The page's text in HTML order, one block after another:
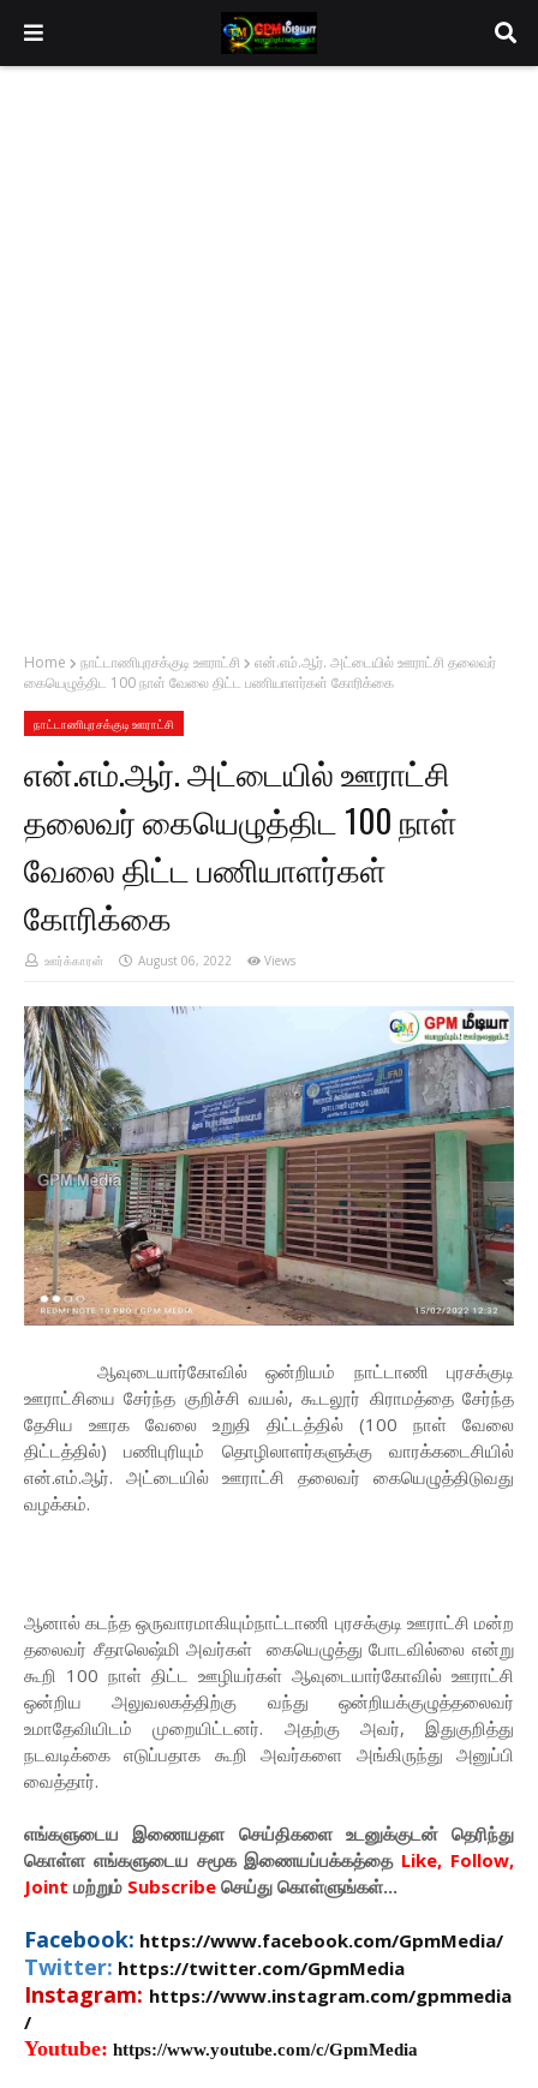
Home நாட்டாணிபுரசக்குடி ஊராட்சி
என்.எம்.ஆர். அட்டையில் ஊராட்சி தலைவர்
கையெழுத்திட 100 நாள் வேலை திட்ட பணியாளர்கள் கோரிக்கை
நாட்டாணிபுரசக்குடி ஊராட்சி
என்.எம்.ஆர். அட்டையில் ஊராட்சி
தலைவர் கையெழுத்திட 100 நாள்
வேலை திட்ட பணியாளர்கள்
கோரிக்கை
ஊர்க்காரன் August 06, 2022 Views
ஆவுடையார்கோவில் ஒன்றியம் நாட்டாணி புரசக்குடி
ஊராட்சியை சேர்ந்த குறிச்சி வயல், கூடலூர் கிராமத்தை சேர்ந்த
தேசிய ஊரக வேலை உறுதி திட்டத்தில் (100 நாள் வேலை
திட்டத்தில்) பணிபுரியும் தொழிலாளர்களுக்கு வாரக்கடைசியில்
என்.எம்.ஆர். அட்டையில் ஊராட்சி தலைவர் கையெழுத்திடுவது
வழக்கம்.
ஆனால் கடந்த ஒருவாரமாகியும்நாட்டாணி புரசக்குடி ஊராட்சி மன்ற
தலைவர் சீதாலெஷ்மி அவர்கள் கையெழுத்து போடவில்லை என்று
கூறி 100 நாள் திட்ட ஊழியர்கள் ஆவுடையார்கோவில் ஊராட்சி
ஒன்றிய அலுவலகத்திற்கு வந்து ஒன்றியக்குழுத்தலைவர்
உமாதேவியிடம் முறையிட்டனர். அதற்கு அவர், இதுகுறித்து
நடவடிக்கை எடுப்பதாக கூறி அவர்களை அங்கிருந்து அனுப்பி
வைத்தார்.
எங்களுடைய இணையதள செய்திகளை உடனுக்குடன் தெரிந்து
கொள்ள எங்களுடைய சமூக இணையப்பக்கத்தை Like, Follow,
Joint மற்றும் Subscribe செய்து கொள்ளுங்கள்...
Facebook: https://www.facebook.com/GpmMedia/
Twitter: https://twitter.com/GpmMedia
Instagram: https://www.instagram.com/gpmmedia
/
Youtube: https://www.youtube.com/c/GpmMedia